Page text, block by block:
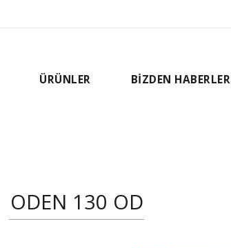
ÜRÜNLER BİZDEN HABERLER
ODEN 130 OD